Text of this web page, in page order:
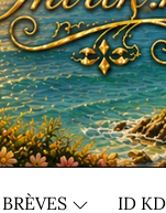
BRÈVES ID